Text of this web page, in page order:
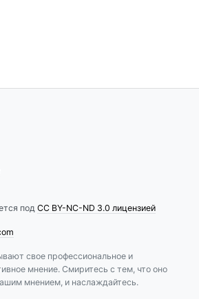
под CC BY-NC-ND 3.0 лицензией
свое профессиональное и
мнение. Смиритесь с тем, что оно
мнением, и наслаждайтесь.